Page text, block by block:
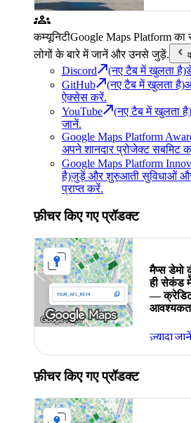
कम्यूनिटीGoogle Maps Platform का
लोगों के बारे में जानें और उनसे जुड़ें.
Discord (नए टैब में खुलता है)
GitHub
(नए टैब में खुलता है)
ऐक्सेस करें.
YouTube
(नए टैब में खुलता है)
जानें.
Google Maps Platform
अपने शानदार प्रोजेक्ट सबमिट
Google Maps Platform
है)जुड़ें और शुरुआती सुविधाओं
प्राप्त करें.
फ़ीचर किए गए प्रॉडक्ट
मैप्स
ही सेकंड
— क्रेडिट
ज़्यादा
फ़ीचर किए गए प्रॉडक्ट